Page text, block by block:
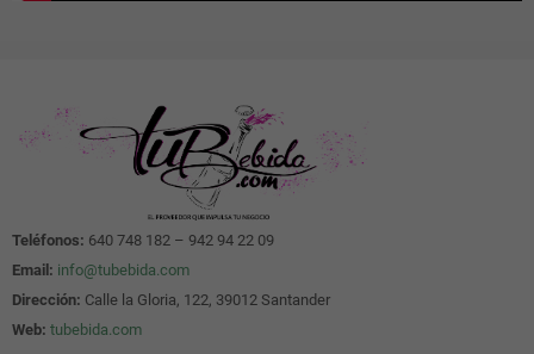
Teléfonos: 640 748 182 – 942 94 22 09
Email: info@tubebida.com
Dirección: Calle la Gloria, 122, 39012 Santander
Web: tubebida.com